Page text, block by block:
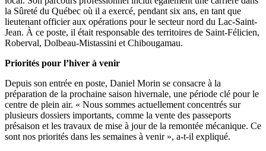
la Sûreté du Québec où il a exercé, pendant six ans, en tant que
lieutenant officier aux opérations pour le secteur nord du Lac-Saint-
Jean. À ce poste, il était responsable des territoires de Saint-Félicien,
Roberval, Dolbeau-Mistassini et Chibougamau.
Priorités pour l’hiver à venir
Depuis son entrée en poste, Daniel Morin se consacre à la
préparation de la prochaine saison hivernale, une période clé pour le
centre de plein air. « Nous sommes actuellement concentrés sur
plusieurs dossiers importants, comme la vente des passeports
présaison et les travaux de mise à jour de la remontée mécanique. Ce
sont nos priorités dans les semaines à venir », a-t-il expliqué.